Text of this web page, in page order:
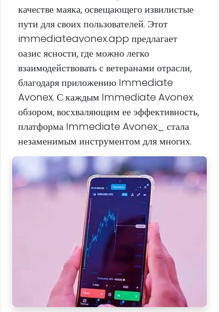
качестве маяка, освещающего извилистые
пути для своих пользователей. Этот
immediateavonex.app предлагает
оазис ясности, где можно легко
взаимодействовать с ветеранами отрасли,
благодаря приложению Immediate
Avonex. С каждым Immediate Avonex
обзором, восхваляющим ее эффективность,
платформа Immediate Avonex_ стала
незаменимым инструментом для многих.